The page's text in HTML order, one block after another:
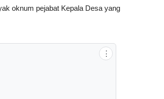
oknum pejabat Kepala Desa yang
⋮